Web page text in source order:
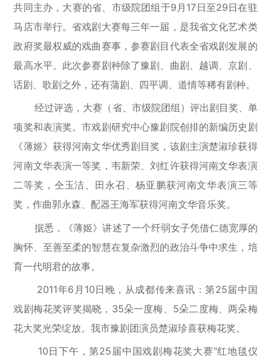
共同主办，大赛的省、市级院团组于9月17日至29日在驻
马店市举行。省戏剧大赛每三年一届，是我省文化艺术类
政府奖最权威的戏曲赛事，参赛剧目代表全省戏剧发展的
最高水平。此次参赛剧种除了豫剧、曲剧、越调、京剧、
话剧、歌剧之外，还有蒲剧、四平调、道情等稀有剧种。
经过评选，大赛（省、市级院团组）评出剧目奖、单
项奖和表演奖。市戏剧研究中心豫剧院创排的新编历史剧
《薄姬》获得河南文华优秀剧目奖，该剧主演楚淑珍获得
河南文华表演一等奖，韦新荣、刘红许获得河南文华表演
二等奖，仝玉洁、田永召、杨亚鹏获河南文华表演三等
奖，作曲郭永森、配器王海军获得河南文华音乐奖。
据悉，《薄姬》讲述了一个纤弱女子凭借仁德宽厚的
胸怀、至善至柔的智慧在复杂激烈的政治斗争中求生，培
育一代明君的故事。
2011年6月10日晚，从成都传来喜讯：第25届中国
戏剧梅花奖评奖揭晓，35朵一度梅、5朵二度梅、两朵梅
花大奖光荣绽放。我市豫剧团演员楚淑珍喜获梅花奖。
10日下午，第25届中国戏剧梅花奖大赛“红地毯仪